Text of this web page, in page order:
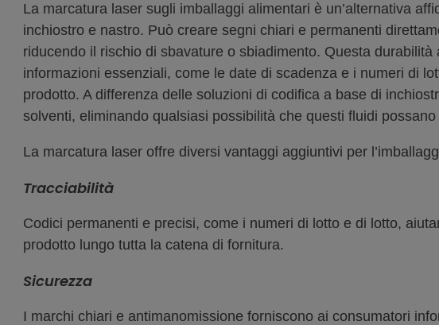
La marcatura laser sugli imballaggi alimentari è un’alternativa
inchiostro e nastro. Può creare segni chiari e permanenti
riducendo il rischio di sbavature o sbiadimento. Questa
informazioni essenziali, come le date di scadenza e i numeri di
prodotto. A differenza delle soluzioni di codifica a base di
solventi, eliminando qualsiasi possibilità che questi fluidi
La marcatura laser offre diversi vantaggi aggiuntivi per
Tracciabilità
Codici permanenti e precisi, come i numeri di lotto e di lotto,
prodotto lungo tutta la catena di fornitura.
Sicurezza
I marchi chiari e antimanomissione forniscono ai consumatori